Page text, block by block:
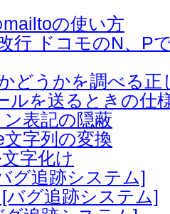
の使い方
行 ドコモのN、P
どうかを調べる正
ルを送るときの仕
表記の隠蔽
字列の変換
字化け
グ追跡システム]
バグ追跡システム]